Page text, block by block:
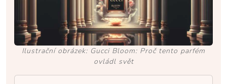
Ilustrační obrázek: Gucci Bloom: Proč tento parfém
ovládl svět